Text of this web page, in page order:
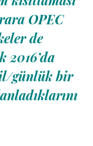
OPEC
de
2016’da
günlük bir